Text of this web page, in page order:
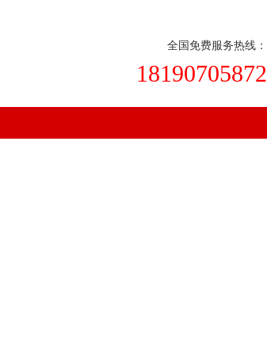
全国免费服务热线：
18190705872